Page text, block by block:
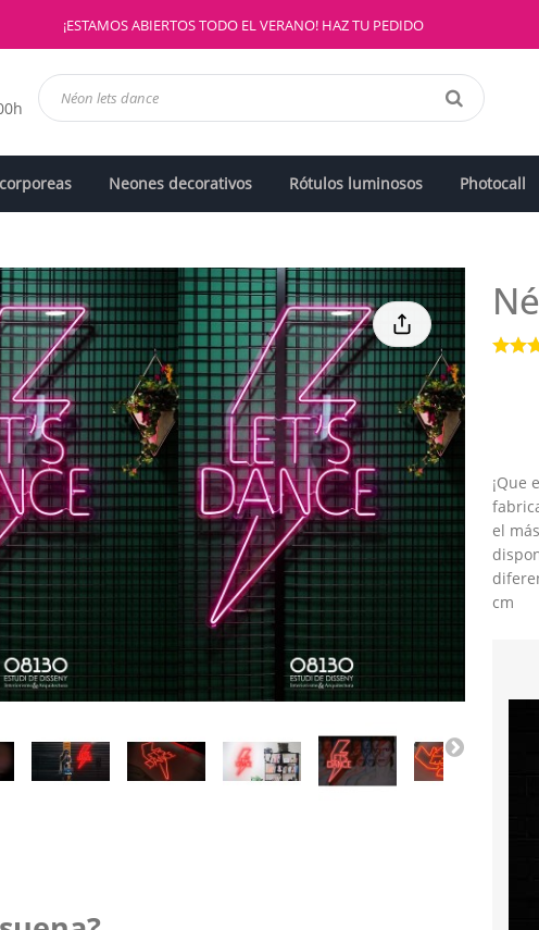
¡ESTAMOS ABIERTOS TODO EL VERANO! HAZ TU PEDIDO
Neones decorativos Rótulos luminosos Photocall
¡Que
el
cm